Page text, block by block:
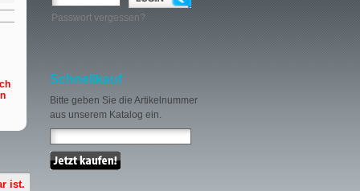
ist.
Passwort vergessen?
Schnellkauf
Bitte geben Sie die Artikelnummer
aus unserem Katalog ein.